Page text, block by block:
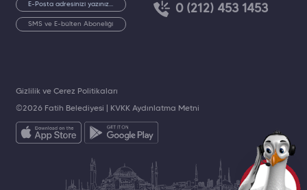
SMS ve E-bülten Aboneliği
0 (212) 453 1453
©2026 Fatih Belediyesi | KVKK Aydınlatma Metni
Gizlilik ve Çerez Politikaları